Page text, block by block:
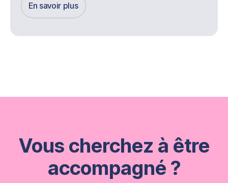
En savoir plus
Get Started
Vous cherchez à être
accompagné ?